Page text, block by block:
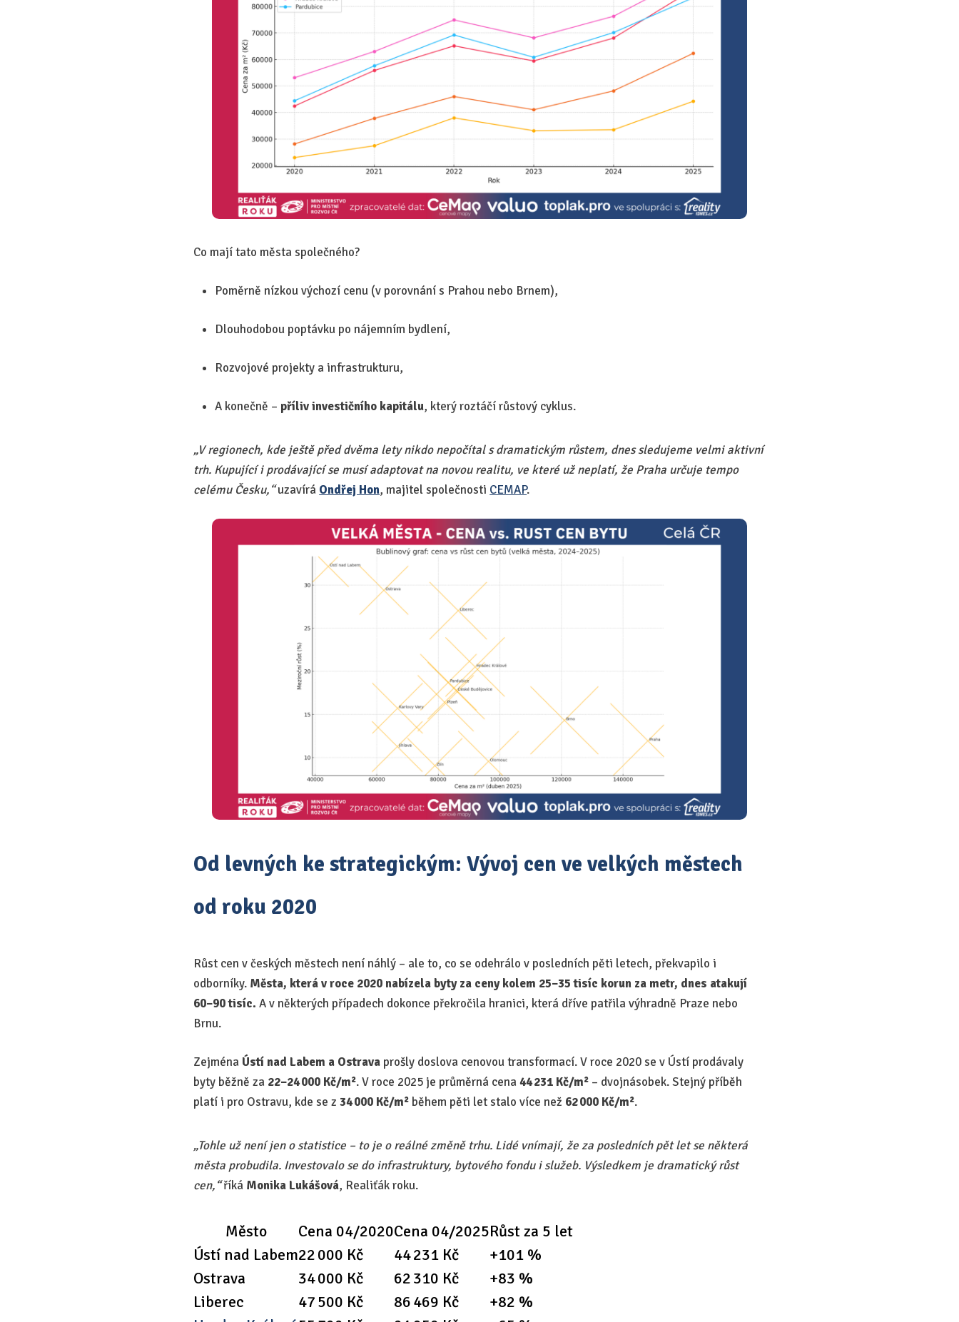
Co mají tato města společného?
Poměrně nízkou výchozí cenu (v porovnání s Prahou nebo Brnem),
Dlouhodobou poptávku po nájemním bydlení,
Rozvojové projekty a infrastrukturu,
A konečně – příliv investičního kapitálu, který roztáčí růstový cyklus.
„V regionech, kde ještě před dvěma lety nikdo nepočítal s dramatickým růstem, dnes sledujeme velmi aktivní
trh. Kupující i prodávající se musí adaptovat na novou realitu, ve které už neplatí, že Praha určuje tempo
celému Česku,“uzavírá Ondřej Hon, majitel společnosti CEMAP.
Od levných ke strategickým: Vývoj cen ve velkých městech
od roku 2020
Růst cen v českých městech není náhlý – ale to, co se odehrálo v posledních pěti letech, překvapilo i
odborníky. Města, která v roce 2020 nabízela byty za ceny kolem 25–35 tisíc korun za metr, dnes atakují
60–90 tisíc. A v některých případech dokonce překročila hranici, která dříve patřila výhradně Praze nebo
Brnu.
Zejména Ústí nad Labem a Ostrava prošly doslova cenovou transformací. V roce 2020 se v Ústí prodávaly
byty běžně za 22–24 000 Kč/m². V roce 2025 je průměrná cena44 231 Kč/m² – dvojnásobek. Stejný příběh
platí i pro Ostravu, kde se z34 000 Kč/m² během pěti let stalo více než 62 000 Kč/m².
„Tohle už není jen o statistice – to je o reálné změně trhu. Lidé vnímají, že za posledních pět let se některá
města probudila. Investovalo se do infrastruktury, bytového fondu i služeb. Výsledkem je dramatický růst
cen,“říká Monika Lukášová, Realiťák roku.
Město Cena 04/2020Cena 04/2025Růst za 5 let
Ústí nad Labem22 000 Kč 44 231 Kč
+101 %
Ostrava
34 000 Kč 62 310 Kč
+83 %
Liberec
47 500 Kč 86 469 Kč
+82 %